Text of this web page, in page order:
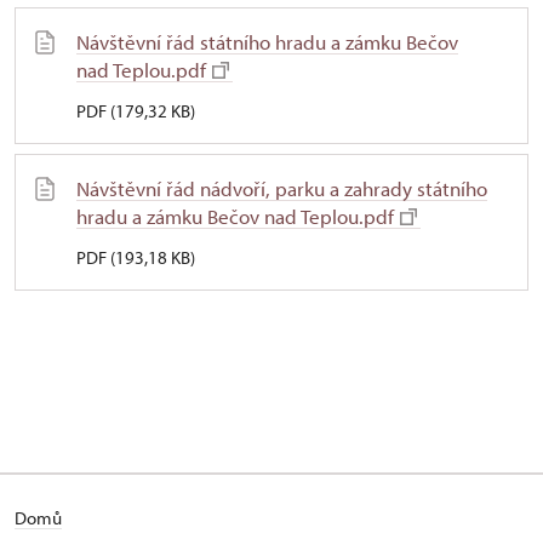
Návštěvní řád státního hradu a zámku Bečov
nad Teplou.pdf
PDF (179,32 KB)
Návštěvní řád nádvoří, parku a zahrady státního
hradu a zámku Bečov nad Teplou.pdf
PDF (193,18 KB)
Domů